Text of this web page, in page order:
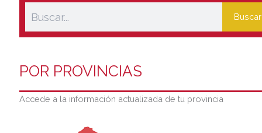
Buscar
POR PROVINCIAS
Accede a la información actualizada de tu provincia